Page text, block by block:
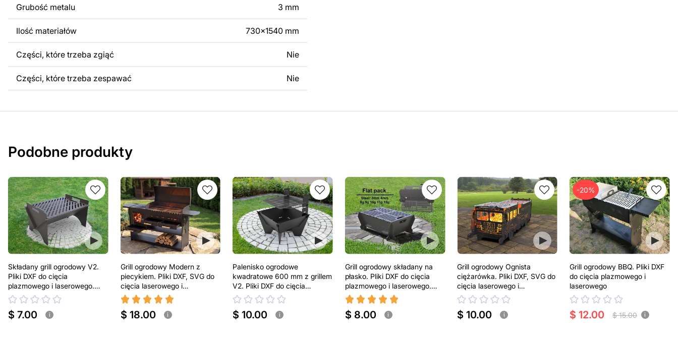
Grubość metalu 3 mm
Ilość materiałów 730x1540 mm
Części, które trzeba zgiąć Nie
Części, które trzeba zespawać Nie
Podobne produkty
Składany grill ogrodowy V2.
Pliki DXF do cięcia
plazmowego i laserowego.
Przenośny grill BBQ
$ 7.00 i
Grill ogrodowy Modern z
piecykiem. Pliki DXF, SVG do
cięcia laserowego i
plazmowego
$ 18.00 i
Palenisko ogrodowe
kwadratowe 600 mm z grillem
V2. Pliki DXF do cięcia
plazmowego i laserowego
$ 10.00 i
Grill ogrodowy składany na
płasko. Pliki DXF do cięcia
plazmowego i laserowego.
Turystyczny grill
$ 8.00 i
Grill ogrodowy Ognista
ciężarówka. Pliki DXF, SVG do
cięcia laserowego i
plazmowego
$ 10.00 i
-20%
Grill ogrodowy BBQ. Pliki DXF
do cięcia plazmowego i
laserowego
$ 12.00 $ 15.00 i